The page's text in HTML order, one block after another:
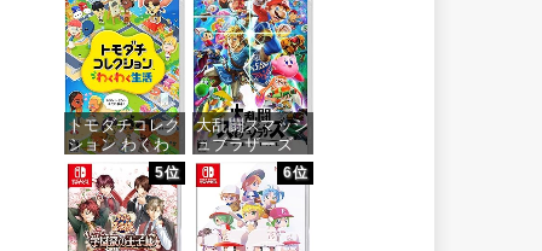
価格：¥5,000
価格：¥5,645
トモダチコレク
ション わくわ
く生活 -Switch
価格：¥6,155
大乱闘スマッシ
ュブラザーズ
SPECIAL -
Switch
価格：¥6,473
5位 6位